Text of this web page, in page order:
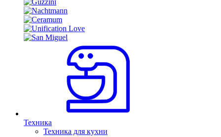
Техника
Техника для кухни